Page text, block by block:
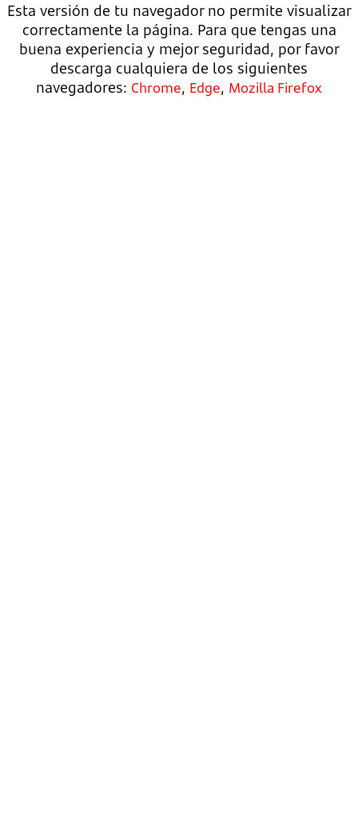
Esta versión de tu navegador no permite visualizar
correctamente la página. Para que tengas una
buena experiencia y mejor seguridad, por favor
descarga cualquiera de los siguientes
navegadores: Chrome, Edge, Mozilla Firefox